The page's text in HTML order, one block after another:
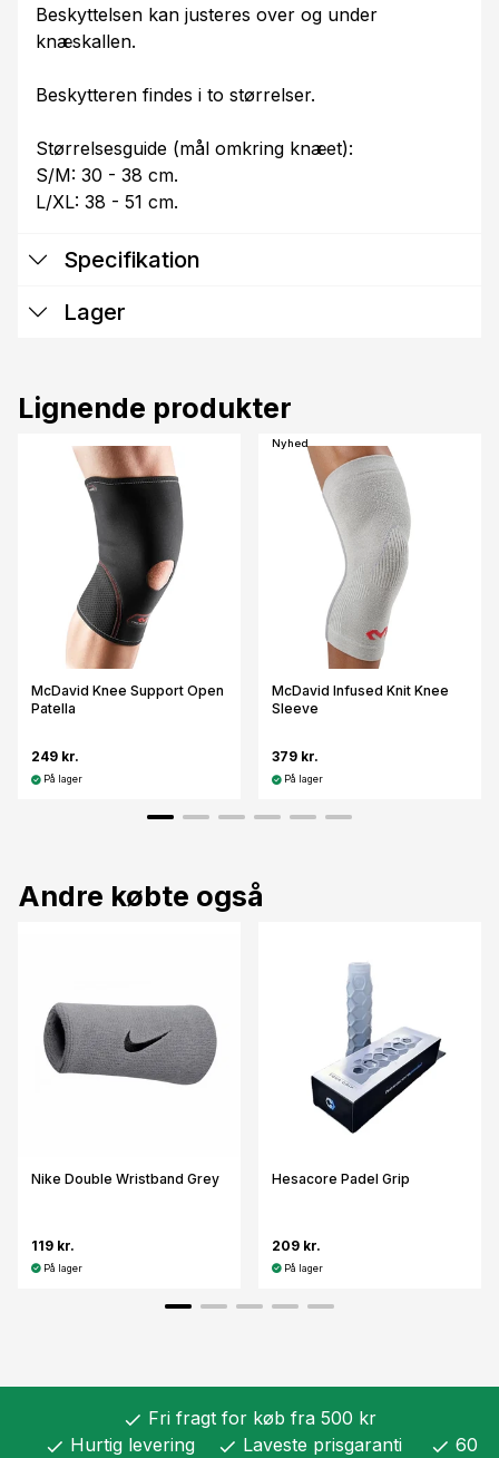
Beskyttelsen kan justeres over og under
knæskallen.
Beskytteren findes i to størrelser.
Størrelsesguide (mål omkring knæet):
S/M: 30 - 38 cm.
L/XL: 38 - 51 cm.
Specifikation
Lager
Lignende produkter
McDavid Knee Support Open
Patella
249 kr.
På lager
Nyhed
McDavid Infused Knit Knee
Sleeve
379 kr.
På lager
Andre købte også
Nike Double Wristband Grey
119 kr.
På lager
Hesacore Padel Grip
209 kr.
På lager
check Fri fragt for køb fra 500 kr
check Hurtig levering check Laveste prisgaranti check 60